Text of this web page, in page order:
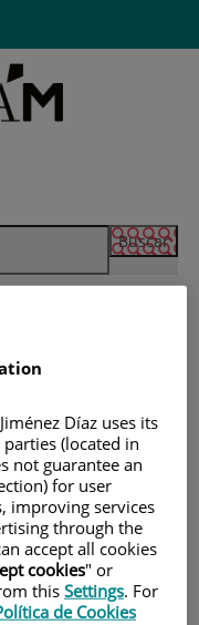
CUIDADOS
DOLOR
de
Díaz uses its
(located in
not guarantee an
for user
improving services
through the
accept all cookies
cookies" or
this Settings. For
de Cookies